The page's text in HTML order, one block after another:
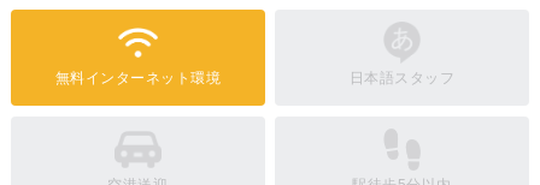
無料インターネット環境 日本語スタッフ